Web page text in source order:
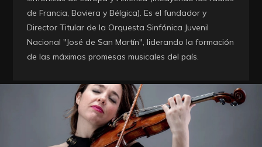
de Francia, Baviera y Bélgica). Es el fundador y
Director Titular de la Orquesta Sinfónica Juvenil
Nacional "José de San Martín", liderando la formación
de las máximas promesas musicales del país.